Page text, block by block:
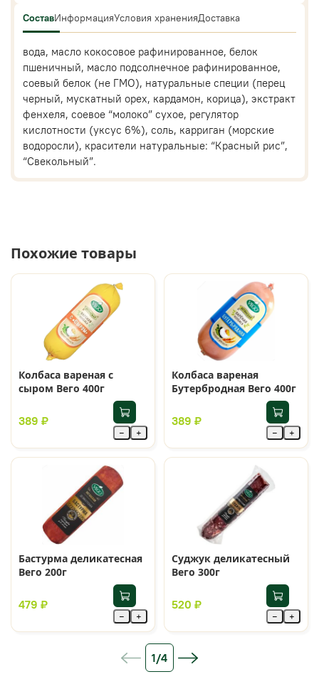
СоставИнформацияУсловия храненияДоставка
вода, масло кокосовое рафинированное, белок
пшеничный, масло подсолнечное рафинированное,
соевый белок (не ГМО), натуральные специи (перец
черный, мускатный орех, кардамон, корица), экстракт
фенхеля, соевое “молоко” сухое, регулятор
кислотности (уксус 6%), соль, карриган (морские
водоросли), красители натуральные: “Красный рис”,
“Свекольный”.
Похожие товары
Колбаса вареная с
сыром Вего 400г
389 ₽
− +
Колбаса вареная
Бутербродная Вего 400г
389 ₽
− +
Бастурма деликатесная
Вего 200г
479 ₽
− +
Суджук деликатесный
Вего 300г
520 ₽
− +
1/4